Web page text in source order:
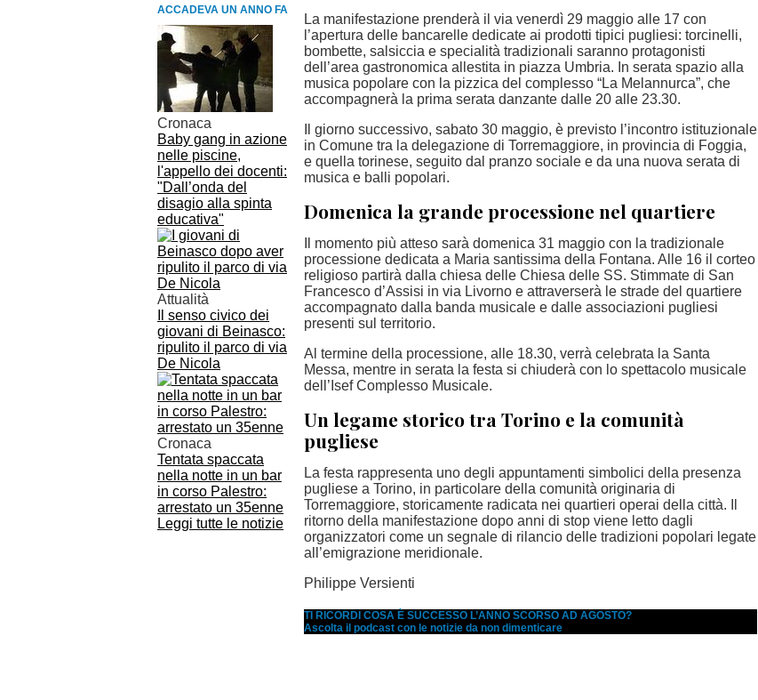
ACCADEVA UN ANNO FA
Cronaca
Baby gang in azione
nelle piscine,
l'appello dei docenti:
"Dall’onda del
disagio alla spinta
educativa"
Attualità
Il senso civico dei
giovani di Beinasco:
ripulito il parco di via
De Nicola
Cronaca
Tentata spaccata
nella notte in un bar
in corso Palestro:
arrestato un 35enne
Leggi tutte le notizie
La manifestazione prenderà il via venerdì 29 maggio alle 17 con
l’apertura delle bancarelle dedicate ai prodotti tipici pugliesi: torcinelli,
bombette, salsiccia e specialità tradizionali saranno protagonisti
dell’area gastronomica allestita in piazza Umbria. In serata spazio alla
musica popolare con la pizzica del complesso “La Melannurca”, che
accompagnerà la prima serata danzante dalle 20 alle 23.30.
Il giorno successivo, sabato 30 maggio, è previsto l’incontro istituzionale
in Comune tra la delegazione di Torremaggiore, in provincia di Foggia,
e quella torinese, seguito dal pranzo sociale e da una nuova serata di
musica e balli popolari.
Domenica la grande processione nel quartiere
Il momento più atteso sarà domenica 31 maggio con la tradizionale
processione dedicata a Maria santissima della Fontana. Alle 16 il corteo
religioso partirà dalla chiesa delle Chiesa delle SS. Stimmate di San
Francesco d’Assisi in via Livorno e attraverserà le strade del quartiere
accompagnato dalla banda musicale e dalle associazioni pugliesi
presenti sul territorio.
Al termine della processione, alle 18.30, verrà celebrata la Santa
Messa, mentre in serata la festa si chiuderà con lo spettacolo musicale
dell’Isef Complesso Musicale.
Un legame storico tra Torino e la comunità
pugliese
La festa rappresenta uno degli appuntamenti simbolici della presenza
pugliese a Torino, in particolare della comunità originaria di
Torremaggiore, storicamente radicata nei quartieri operai della città. Il
ritorno della manifestazione dopo anni di stop viene letto dagli
organizzatori come un segnale di rilancio delle tradizioni popolari legate
all’emigrazione meridionale.
Philippe Versienti
TI RICORDI COSA È SUCCESSO L’ANNO SCORSO AD AGOSTO?
Ascolta il podcast con le notizie da non dimenticare